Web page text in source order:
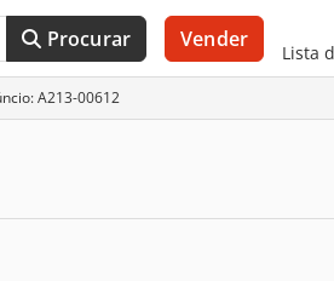
Procurar Vender
Lista
A213-00612